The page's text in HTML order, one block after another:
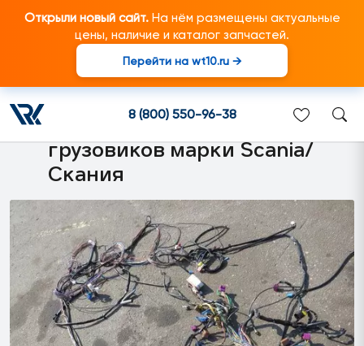
Открыли новый сайт.На нём размещены актуальные
цены, наличие и каталог запчастей.
Перейти на wt10.ru →
8 (800) 550-96-38
1911203 Центральная
электропанель кабины со
жгутом в сборе подходит для
грузовиков марки Scania/
Скания